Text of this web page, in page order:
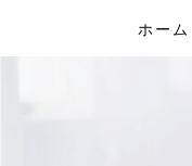
ホーム